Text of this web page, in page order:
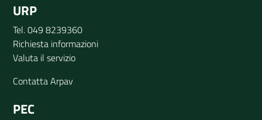
URP
Tel. 049 8239360
Richiesta informazioni
Valuta il servizio
Contatta Arpav
PEC